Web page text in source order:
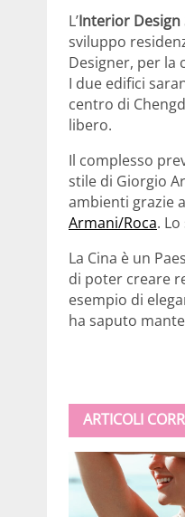
L’Interior Design
sviluppo
Designer, per la
I due edifici
centro di
libero.
Il complesso
stile di Giorgio
ambienti grazie a
Armani/Roca.
La Cina è un
di poter creare
esempio di
ha saputo
ARTICOLI